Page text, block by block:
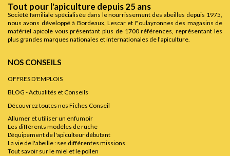
Tout pour l'apiculture depuis 25 ans
Société familiale spécialisée dans le nourrissement des abeilles depuis 1975,
nous avons développé à Bordeaux, Lescar et Foulayronnes des magasins de
matériel apicole vous présentant plus de 1700 références, représentant les
plus grandes marques nationales et internationales de l'apiculture.
NOS CONSEILS
OFFRES D'EMPLOIS
BLOG - Actualités et Conseils
Découvrez toutes nos Fiches Conseil
Allumer et utiliser un enfumoir
Les différents modèles de ruche
L'équipement de l'apiculteur débutant
La vie de l'abeille : ses différentes missions
Tout savoir sur le miel et le pollen